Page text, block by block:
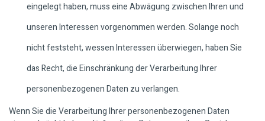
eingelegt haben, muss eine Abwägung zwischen Ihren und
unseren Interessen vorgenommen werden. Solange noch
nicht feststeht, wessen Interessen überwiegen, haben Sie
das Recht, die Einschränkung der Verarbeitung Ihrer
personenbezogenen Daten zu verlangen.
Wenn Sie die Verarbeitung Ihrer personenbezogenen Daten